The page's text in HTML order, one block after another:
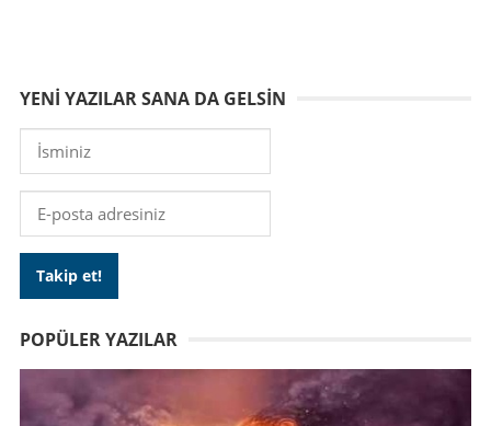
YENI YAZILAR SANA DA GELSIN
POPÜLER YAZILAR